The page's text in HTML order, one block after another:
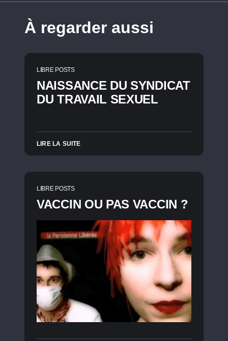
À regarder aussi
LIBRE POSTS
NAISSANCE DU SYNDICAT
DU TRAVAIL SEXUEL
LIRE LA SUITE
LIBRE POSTS
VACCIN OU PAS VACCIN ?